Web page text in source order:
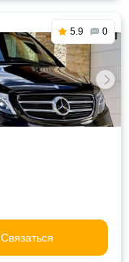
5.9 0
Связаться